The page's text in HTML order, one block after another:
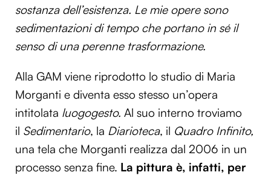
sostanza dell’esistenza. Le mie opere sono
sedimentazioni di tempo che portano in sé il
senso di una perenne trasformazione.
Alla GAM viene riprodotto lo studio di Maria
Morganti e diventa esso stesso un’opera
intitolata luogogesto. Al suo interno troviamo
il Sedimentario, la Diarioteca, il Quadro Infinito,
una tela che Morganti realizza dal 2006 in un
processo senza fine. La pittura è, infatti, per